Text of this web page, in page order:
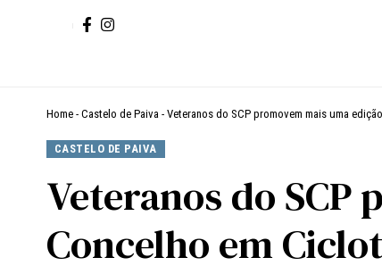
Home - Castelo de Paiva - Veteranos do SCP promovem mais uma
CASTELO DE PAIVA
Veteranos do
Concelho em